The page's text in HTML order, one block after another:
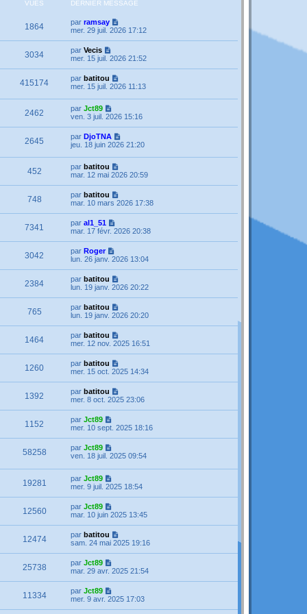
VUES DERNIER MESSAGE
1864 par ramsay
mer. 29 juil. 2026 17:12
3034 par Vecis
mer. 15 juil. 2026 21:52
415174 par batitou
mer. 15 juil. 2026 11:13
2462 par Jct89
ven. 3 juil. 2026 15:16
2645 par DjoTNA
jeu. 18 juin 2026 21:20
452 par batitou
mar. 12 mai 2026 20:59
748 par batitou
mar. 10 mars 2026 17:38
7341 par al1_51
mar. 17 févr. 2026 20:38
3042 par Roger
lun. 26 janv. 2026 13:04
2384 par batitou
lun. 19 janv. 2026 20:22
765 par batitou
lun. 19 janv. 2026 20:20
1464 par batitou
mer. 12 nov. 2025 16:51
1260 par batitou
mer. 15 oct. 2025 14:34
1392 par batitou
mer. 8 oct. 2025 23:06
1152 par Jct89
mer. 10 sept. 2025 18:16
58258 par Jct89
ven. 18 juil. 2025 09:54
19281 par Jct89
mer. 9 juil. 2025 18:54
12560 par Jct89
mar. 10 juin 2025 13:45
12474 par batitou
sam. 24 mai 2025 19:16
25738 par Jct89
mar. 29 avr. 2025 21:54
11334 par Jct89
mer. 9 avr. 2025 17:03